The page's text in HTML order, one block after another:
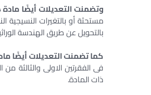
وتضمنت التعديلات أيضًا مادة 194 / فقرة أخيرة :
مستحثة أو بالتغيرات النسيجية
بالتحويل عن طريق الهندسة
كما تضمنت التعديلات أيضًا مادة 195 / فقرة أولى
ذات المادة.